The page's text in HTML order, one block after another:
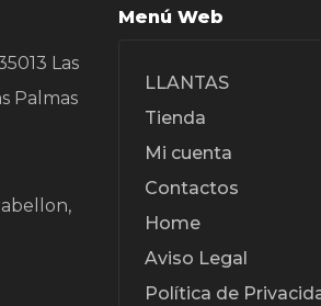
Las
Palmas
Menú Web
LLANTAS
Tienda
Mi cuenta
Contactos
Home
Aviso Legal
Política de